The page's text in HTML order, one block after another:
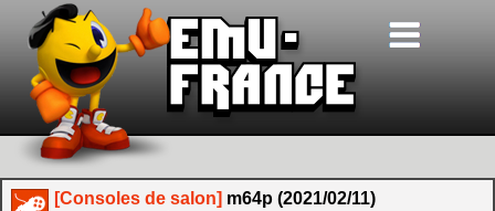
[Consoles de salon] m64p (2021/02/11)